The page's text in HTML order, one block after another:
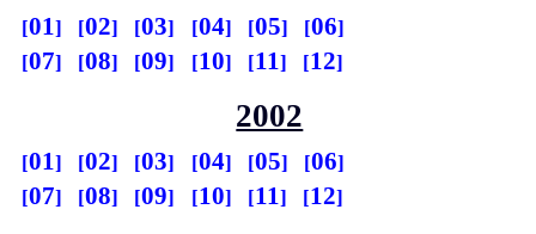
01 02 03 04 05
06
07
08 09 10 11 12
2002
01 02 03 04 05
06
07
08 09 10 11 12